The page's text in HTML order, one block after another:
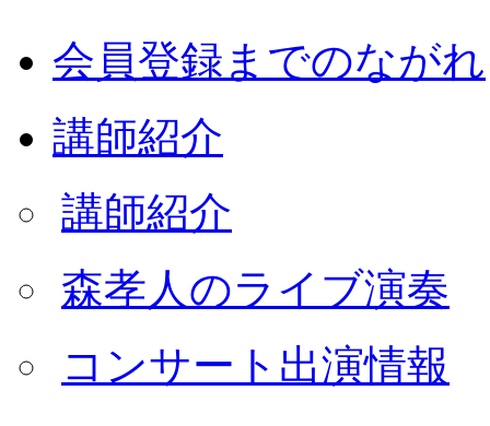
会員登録までのながれ
講師紹介
講師紹介
森孝人のライブ演奏
コンサート出演情報